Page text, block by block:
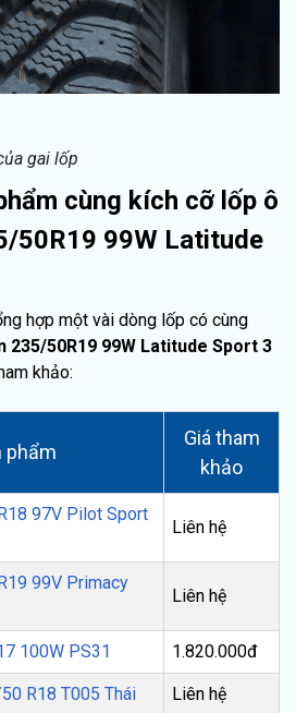
gai lốp
cùng kích cỡ lốp ô
50R19 99W Latitude
hợp một vài dòng lốp có cùng
235/50R19 99W Latitude Sport 3
khảo:
phẩm
Giá tham
khảo
97V Pilot Sport
Liên hệ
99V Primacy
Liên hệ
100W PS31 1.820.000đ
R18 T005 Thái Liên hệ